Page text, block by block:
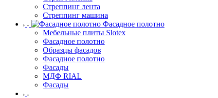
Стреппинг лента
Стреппинг машина
Фасадное полотно
Мебельные плиты Slotex
Фасадное полотно
Образцы фасадов
Фасадное полотно
Фасады
МДФ RIAL
Фасады